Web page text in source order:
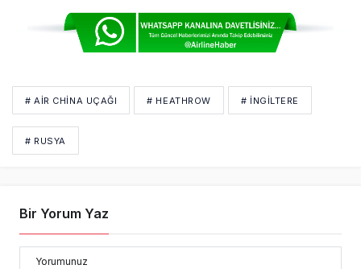
# AIR CHINA UÇAĞI # HEATHROW # İNGİLTERE
# RUSYA
Bir Yorum Yaz
Yorumunuz